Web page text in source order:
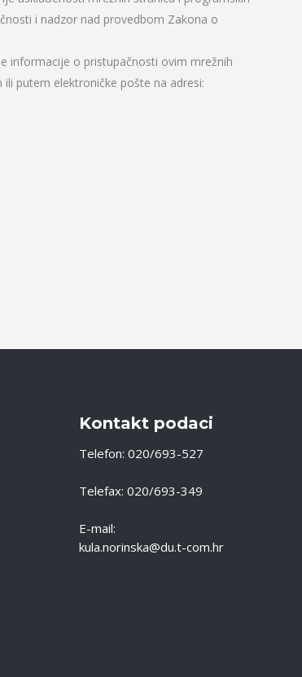
i nadzor nad provedbom Zakona o
informacije o pristupačnosti ovim mrežnih
putem elektroničke pošte na adresi:
Kontakt podaci
Telefon: 020/693-527
Telefax: 020/693-349
E-mail:
kula.norinska@du.t-com.hr